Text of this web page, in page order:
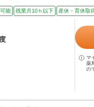
能 残業月10ｈ以下 産休・育休取
マ
薬
の